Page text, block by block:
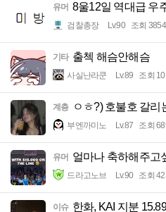
유머 8울12일 역대급 우
검찰총장 Lv.90 조회 3854
기타 출첵 해슴안해슴
사실난라쿤 Lv.89 조회
계층 ㅇㅎ?) 호불호 갈리
부엔까미노 Lv.87 조회
유머 얼마나 축하해주고
드라고노브 Lv.90 조회
이슈 한화, KAI 지분